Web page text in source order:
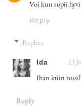
Voi kun sopii
Reply
Replies
Ida 13
Ihan kuin
Reply